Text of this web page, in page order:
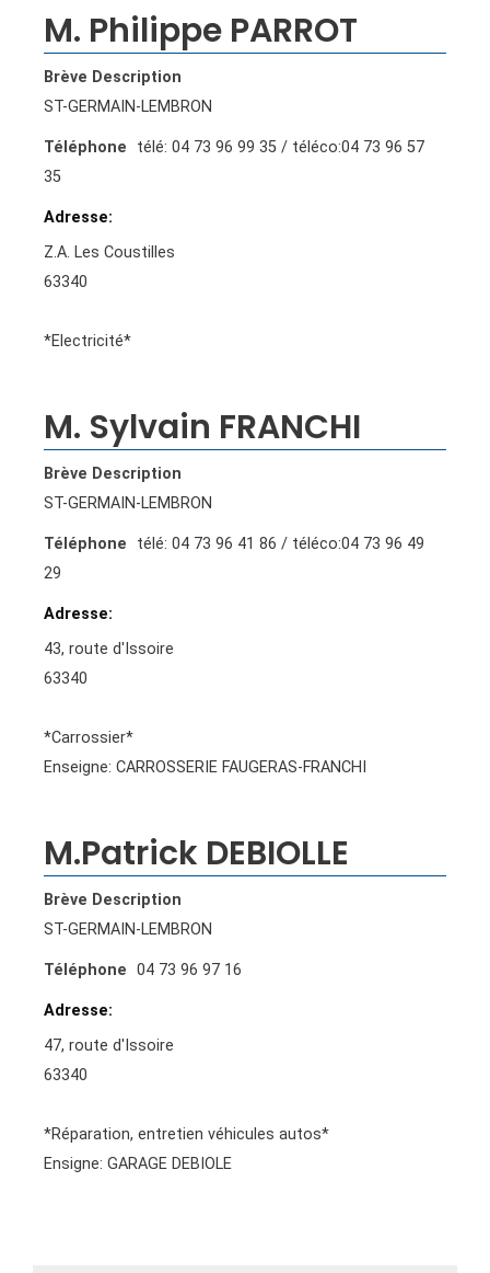
M. Philippe PARROT
Brève Description
ST-GERMAIN-LEMBRON
Téléphone
télé: 04 73 96 99 35 / téléco:04 73 96 57
35
Z.A. Les Coustilles
63340
*Electricité*
M. Sylvain FRANCHI
Brève Description
ST-GERMAIN-LEMBRON
Téléphone
télé: 04 73 96 41 86 / téléco:04 73 96 49
29
43, route d'Issoire
63340
*Carrossier*
Enseigne: CARROSSERIE FAUGERAS-FRANCHI
M.Patrick DEBIOLLE
Brève Description
ST-GERMAIN-LEMBRON
Téléphone 04 73 96 97 16
47, route d'Issoire
63340
*Réparation, entretien véhicules autos*
Ensigne: GARAGE DEBIOLE